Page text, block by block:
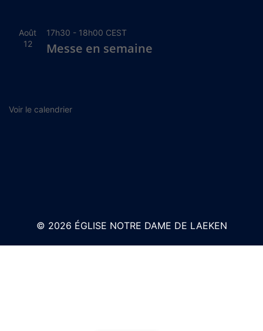
Août
12
17h30 - 18h00 CEST
Messe en semaine
Voir le calendrier
© 2026 ÉGLISE NOTRE DAME DE LAEKEN